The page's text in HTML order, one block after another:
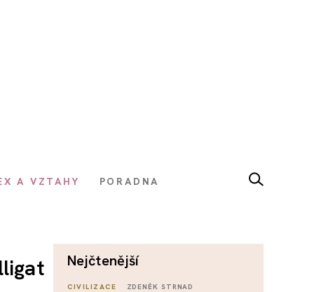
A VZTAHY PORADNA
nejčtenější
CIVILIZACE ZDENĚK STRNAD